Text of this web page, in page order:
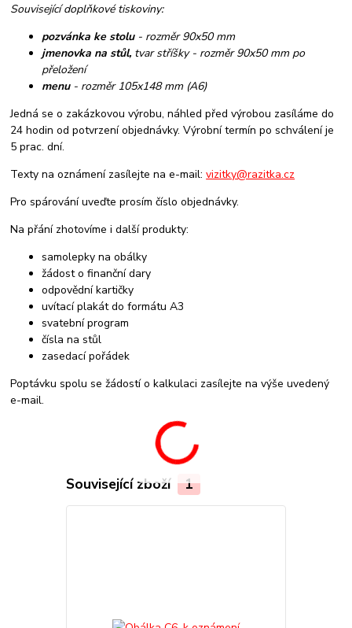
Související doplňkové tiskoviny:
pozvánka ke stolu- rozměr 90x50 mm
jmenovka na stůl, tvar stříšky - rozměr 90x50 mm po
přeložení
menu- rozměr 105x148 mm (A6)
Jedná se o zakázkovou výrobu, náhled před výrobou zasíláme do
24 hodin od potvrzení objednávky. Výrobní termín po schválení je
5 prac. dní.
Texty na oznámení zasílejte na e-mail:vizitky@razitka.cz
Pro spárování uveďte prosím číslo objednávky.
Na přání zhotovíme i další produkty:
samolepky na obálky
žádost o finanční dary
odpovědní kartičky
uvítací plakát do formátu A3
svatební program
čísla na stůl
zasedací pořádek
Poptávku spolu se žádostí o kalkulaci zasílejte na výše uvedený
e-mail.
Související zboží 1